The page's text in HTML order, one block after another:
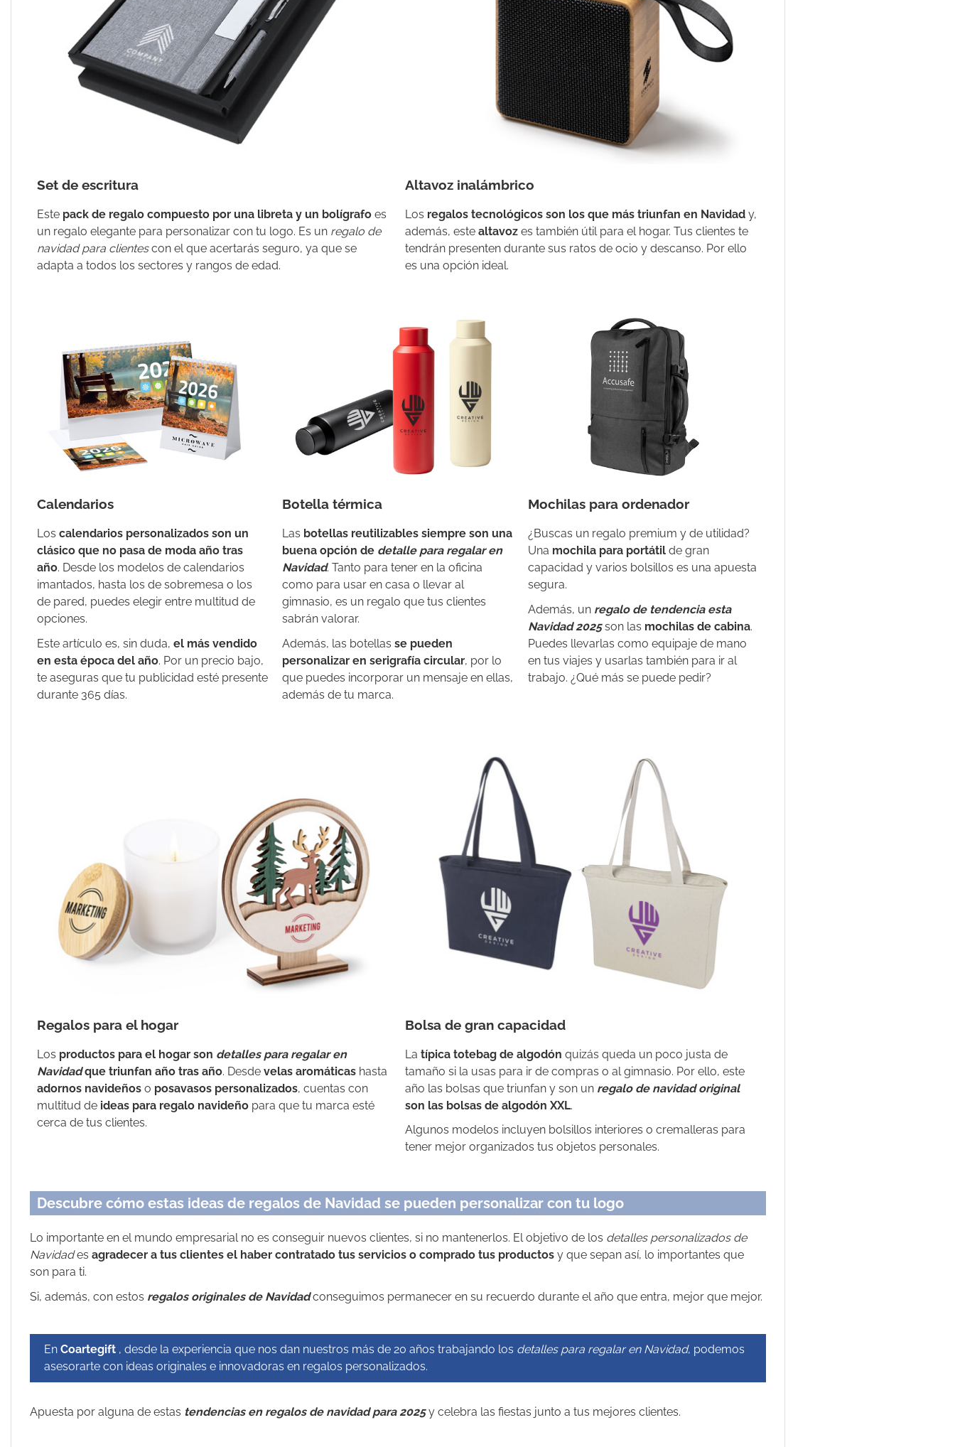
Set de escritura
Este pack de regalo compuesto por una libreta y un bolígrafo es
un regalo elegante para personalizar con tu logo. Es un regalo de
navidad para clientescon el que acertarás seguro, ya que se
adapta a todos los sectores y rangos de edad.
Altavoz inalámbrico
Los regalos tecnológicosson los que más triunfan en Navidady,
además, este altavozes también útil para el hogar. Tus clientes te
tendrán presenten durante sus ratos de ocio y descanso. Por ello
es una opción ideal.
Calendarios
Loscalendarios personalizados son un
clásico que no pasa de moda año tras
año. Desde los modelos decalendarios
imantados, hasta los desobremesa o los
de pared, puedes elegir entre multitud de
opciones.
Este artículo es, sin duda,el más vendido
en esta época del año. Por un precio bajo,
te aseguras que tu publicidad esté presente
durante 365 días.
Botella térmica
Las botellas reutilizables siempre son una
buena opción de detalle para regalar en
Navidad. Tanto para tener en la oficina
como para usar en casa o llevar al
gimnasio, es un regalo que tus clientes
sabrán valorar.
Además, las botellasse pueden
personalizar en serigrafía circular, por lo
que puedes incorporar un mensaje en ellas,
además de tu marca.
Mochilas para ordenador
¿Buscas un regalo premium y de utilidad?
Una mochila para portátil de gran
capacidad y varios bolsillos es una apuesta
segura.
Además, un regalo de tendencia esta
Navidad 2025son las mochilas de cabina.
Puedes llevarlas como equipaje de mano
en tus viajes y usarlas también para ir al
trabajo. ¿Qué más se puede pedir?
Regalos para el hogar
Los productos para el hogar son detalles para regalar en
Navidadque triunfan año tras año. Desdevelas aromáticas hasta
adornos navideños o posavasos personalizados, cuentas con
multitud de ideas para regalo navideño para que tu marca esté
cerca de tus clientes.
Bolsa de gran capacidad
La típica totebag de algodón quizás queda un poco justa de
tamaño si la usas para ir de compras o al gimnasio. Por ello, este
año las bolsas que triunfan y son unregalo de navidad original
son las bolsas de algodón XXL.
Algunos modelos incluyen bolsillos interiores o cremalleras para
tener mejor organizados tus objetos personales.
Descubre cómo estas ideas de regalos de Navidad se pueden personalizar con tu logo
Lo importante en el mundo empresarial no es conseguir nuevos clientes, si no mantenerlos. El objetivo de los detalles personalizados de
Navidadesagradecer a tus clientes el haber contratado tus servicios o comprado tus productos y que sepan así, lo importantes que
son para ti.
Si, además, con estos regalos originales de Navidadconseguimos permanecer en su recuerdo durante el año que entra, mejor que mejor.
EnCoartegift ,desde la experiencia que nos dan nuestros más de 20 años trabajando los detalles para regalar en Navidad, podemos
asesorarte con ideas originales e innovadoras en regalos personalizados.
Apuesta por alguna de estas tendencias en regalos de navidad para 2025y celebra las fiestas junto a tus mejores clientes.